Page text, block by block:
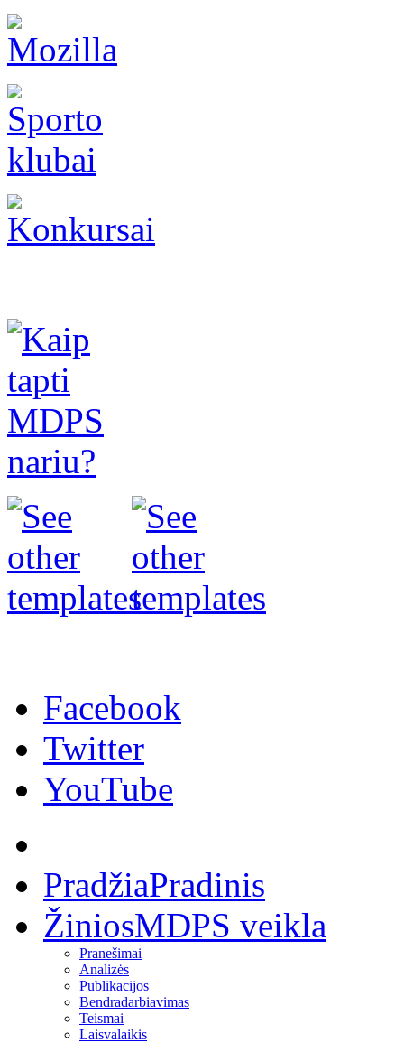
Facebook
Twitter
YouTube
PradžiaPradinis
ŽiniosMDPS veikla
Pranešimai
Analizės
Publikacijos
Bendradarbiavimas
Teismai
Laisvalaikis